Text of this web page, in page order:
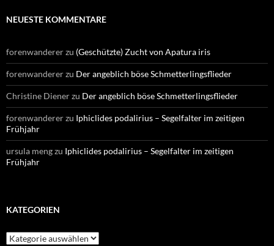
NEUESTE KOMMENTARE
forenwandererzu (Geschützte) Zucht von Apatura iris
forenwandererzu Der angeblich böse Schmetterlingsflieder
Christine Dienerzu Der angeblich böse Schmetterlingsflieder
forenwandererzu Iphiclides podalirius – Segelfalter im zeitigen
Frühjahr
ursula mengzu Iphiclides podalirius – Segelfalter im zeitigen
Frühjahr
KATEGORIEN
Kategorien